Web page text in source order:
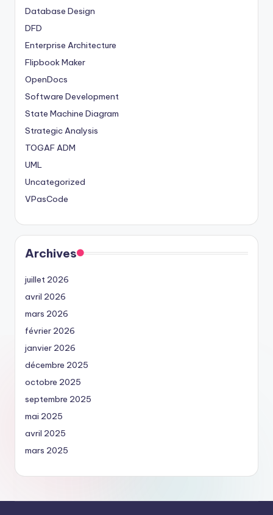
Database Design
DFD
Enterprise Architecture
Flipbook Maker
OpenDocs
Software Development
State Machine Diagram
Strategic Analysis
TOGAF ADM
UML
Uncategorized
VPasCode
Archives
juillet 2026
avril 2026
mars 2026
février 2026
janvier 2026
décembre 2025
octobre 2025
septembre 2025
mai 2025
avril 2025
mars 2025